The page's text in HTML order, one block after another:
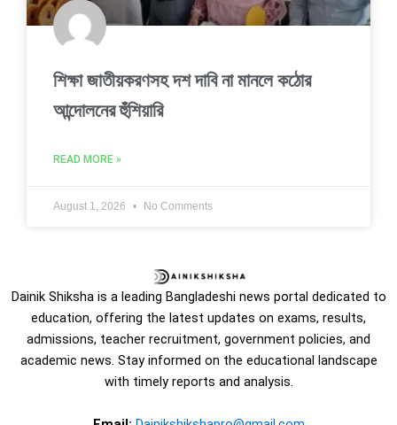
শিক্ষা জাতীয়করণসহ দশ দাবি না মানলে কঠোর
আন্দোলনের হুঁশিয়ারি
READ MORE »
August 1, 2026 No Comments
Dainik Shiksha is a leading Bangladeshi news portal dedicated to
education, offering the latest updates on exams, results,
admissions, teacher recruitment, government policies, and
academic news. Stay informed on the educational landscape
with timely reports and analysis.